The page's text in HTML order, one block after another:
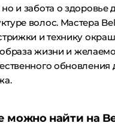
и забота о здоровье
волос. Мастера
и технику
жизни и
обновления
можно найти на